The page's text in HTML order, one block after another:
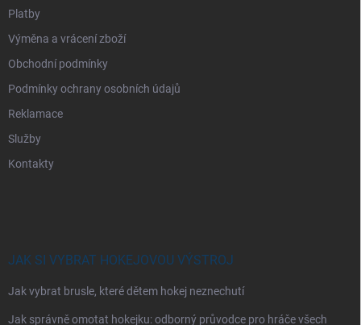
Platby
Výměna a vrácení zboží
Obchodní podmínky
Podmínky ochrany osobních údajů
Reklamace
Služby
Kontakty
JAK SI VYBRAT HOKEJOVOU VÝSTROJ
Jak vybrat brusle, které dětem hokej neznechutí
Jak správně omotat hokejku: odborný průvodce pro hráče všech